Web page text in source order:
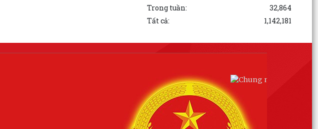
Trong tuần:
32,864
Tất cả:
1,142,181